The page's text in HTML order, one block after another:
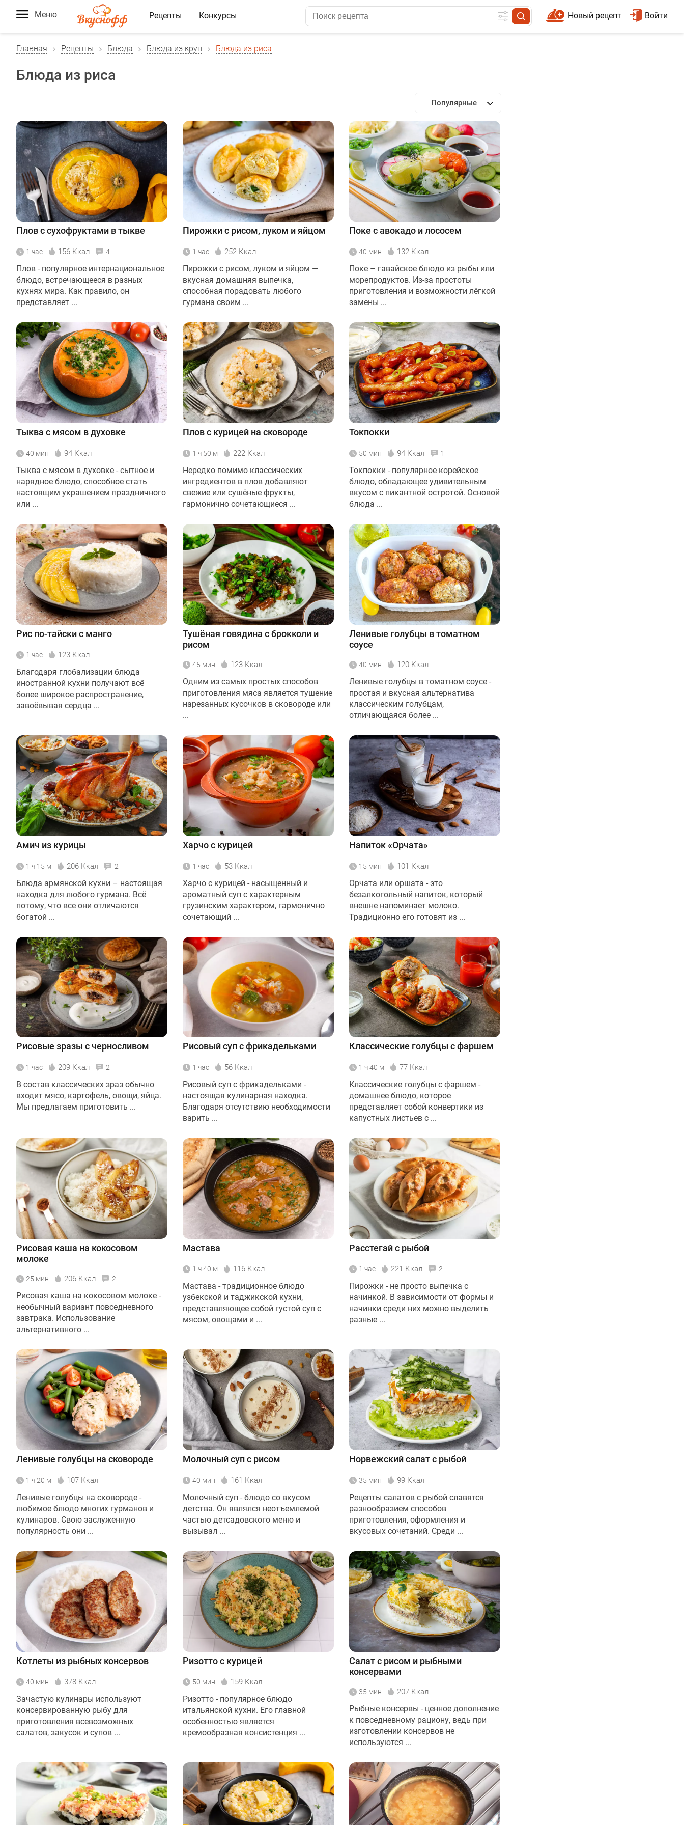
Меню Рецепты Конкурсы Войти
Новый рецепт
Главная Рецепты Блюда Блюда из круп Блюда из риса
Блюда из риса
Популярные
Плов с сухофруктами в тыкве
1 час 156 Ккал 4
Плов - популярное интернациональное
блюдо, встречающееся в разных
кухнях мира. Как правило, он
представляет ...
Пирожки с рисом, луком и яйцом
1 час 252 Ккал
Пирожки с рисом, луком и яйцом —
вкусная домашняя выпечка,
способная порадовать любого
гурмана своим ...
Поке с авокадо и лососем
40 мин 132 Ккал
Поке – гавайское блюдо из рыбы или
морепродуктов. Из-за простоты
приготовления и возможности лёгкой
замены ...
Тыква с мясом в духовке
40 мин 94 Ккал
Тыква с мясом в духовке - сытное и
нарядное блюдо, способное стать
настоящим украшением праздничного
или ...
Плов с курицей на сковороде
1 ч 50 м 222 Ккал
Нередко помимо классических
ингредиентов в плов добавляют
свежие или сушёные фрукты,
гармонично сочетающиеся ...
Токпокки
50 мин 94 Ккал 1
Токпокки - популярное корейское
блюдо, обладающее удивительным
вкусом с пикантной остротой. Основой
блюда ...
Рис по-тайски с манго
1 час 123 Ккал
Благодаря глобализации блюда
иностранной кухни получают всё
более широкое распространение,
завоёвывая сердца ...
Тушёная говядина с брокколи и
рисом
45 мин 123 Ккал
Одним из самых простых способов
приготовления мяса является тушение
нарезанных кусочков в сковороде или
...
Ленивые голубцы в томатном
соусе
40 мин 120 Ккал
Ленивые голубцы в томатном соусе -
простая и вкусная альтернатива
классическим голубцам,
отличающаяся более ...
Амич из курицы
1 ч 15 м 206 Ккал 2
Блюда армянской кухни – настоящая
находка для любого гурмана. Всё
потому, что все они отличаются
богатой ...
Харчо с курицей
1 час 53 Ккал
Харчо с курицей - насыщенный и
ароматный суп с характерным
грузинским характером, гармонично
сочетающий ...
Напиток «Орчата»
15 мин 101 Ккал
Орчата или оршата - это
безалкогольный напиток, который
внешне напоминает молоко.
Традиционно его готовят из ...
Рисовые зразы с черносливом
1 час 209 Ккал 2
В состав классических зраз обычно
входит мясо, картофель, овощи, яйца.
Мы предлагаем приготовить ...
Рисовый суп с фрикадельками
1 час 56 Ккал
Рисовый суп с фрикадельками -
настоящая кулинарная находка.
Благодаря отсутствию необходимости
варить ...
Классические голубцы с фаршем
1 ч 40 м 77 Ккал
Классические голубцы с фаршем -
домашнее блюдо, которое
представляет собой конвертики из
капустных листьев с ...
Рисовая каша на кокосовом
молоке
25 мин 206 Ккал 2
Рисовая каша на кокосовом молоке -
необычный вариант повседневного
завтрака. Использование
альтернативного ...
Мастава
1 ч 40 м 116 Ккал
Мастава - традиционное блюдо
узбекской и таджикской кухни,
представляющее собой густой суп с
мясом, овощами и ...
Расстегай с рыбой
1 час 221 Ккал 2
Пирожки - не просто выпечка с
начинкой. В зависимости от формы и
начинки среди них можно выделить
разные ...
Ленивые голубцы на сковороде
1 ч 20 м 107 Ккал
Ленивые голубцы на сковороде -
любимое блюдо многих гурманов и
кулинаров. Свою заслуженную
популярность они ...
Молочный суп с рисом
40 мин 161 Ккал
Молочный суп - блюдо со вкусом
детства. Он являлся неотъемлемой
частью детсадовского меню и
вызывал ...
Норвежский салат с рыбой
35 мин 99 Ккал
Рецепты салатов с рыбой славятся
разнообразием способов
приготовления, оформления и
вкусовых сочетаний. Среди ...
Котлеты из рыбных консервов
40 мин 378 Ккал
Зачастую кулинары используют
консервированную рыбу для
приготовления всевозможных
салатов, закусок и супов ...
Ризотто с курицей
50 мин 159 Ккал
Ризотто - популярное блюдо
итальянской кухни. Его главной
особенностью является
кремообразная консистенция ...
Салат с рисом и рыбными
консервами
35 мин 207 Ккал
Рыбные консервы - ценное дополнение
к повседневному рациону, ведь при
изготовлении консервов не
используются ...